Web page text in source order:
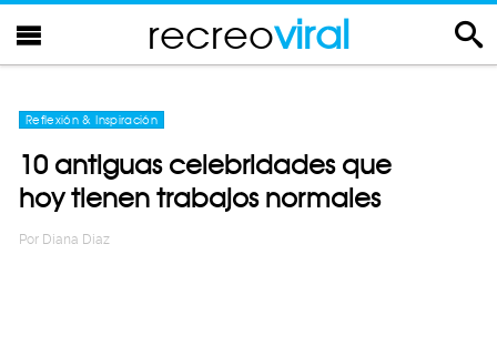
recreoviral
Reflexión & Inspiración
10 antiguas celebridades que
hoy tienen trabajos normales
Por Diana Diaz